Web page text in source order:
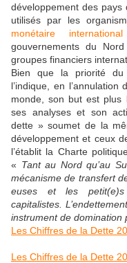
développement des pays
utilisés par les
monétaire international
gouvernements du
groupes financiers
Bien que la priorité du
l’indique, en
monde, son but est plus
ses analyses et son
dette » soumet de la
développement et ceux
l’établit la Charte
« Tant au Nord qu’au
mécanisme de transfert
euses et les petit(e)s
capitalistes.
instrument de domination
Les Chiffres de la Dette
Les Chiffres de la Dette